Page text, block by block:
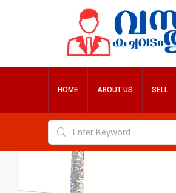
HOME ABOUT US SELL